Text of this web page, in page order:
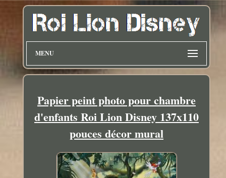
MENU
Papier peint photo pour chambre
d'enfants Roi Lion Disney 137x110
pouces décor mural